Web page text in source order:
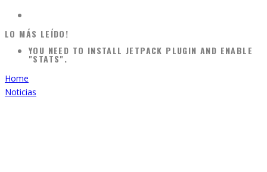
LO MÁS LEÍDO!
YOU NEED TO INSTALL JETPACK PLUGIN AND ENABLE
"STATS".
Noticias